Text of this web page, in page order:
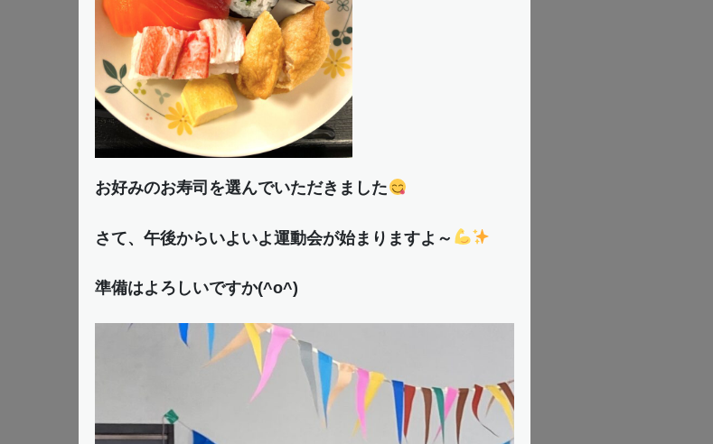
お好みのお寿司を選んでいただきました
さて、午後からいよいよ運動会が始まりますよ～
準備はよろしいですか(^o^)